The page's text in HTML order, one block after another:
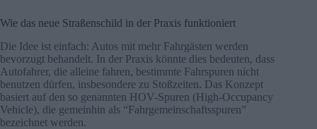
Wie das neue Straßenschild in der Praxis funktioniert
Die Idee ist einfach: Autos mit mehr Fahrgästen werden
bevorzugt behandelt. In der Praxis könnte dies bedeuten, dass
Autofahrer, die alleine fahren, bestimmte Fahrspuren nicht
benutzen dürfen, insbesondere zu Stoßzeiten. Das Konzept
basiert auf den so genannten HOV-Spuren (High-Occupancy
Vehicle), die gemeinhin als “Fahrgemeinschaftsspuren”
bezeichnet werden.